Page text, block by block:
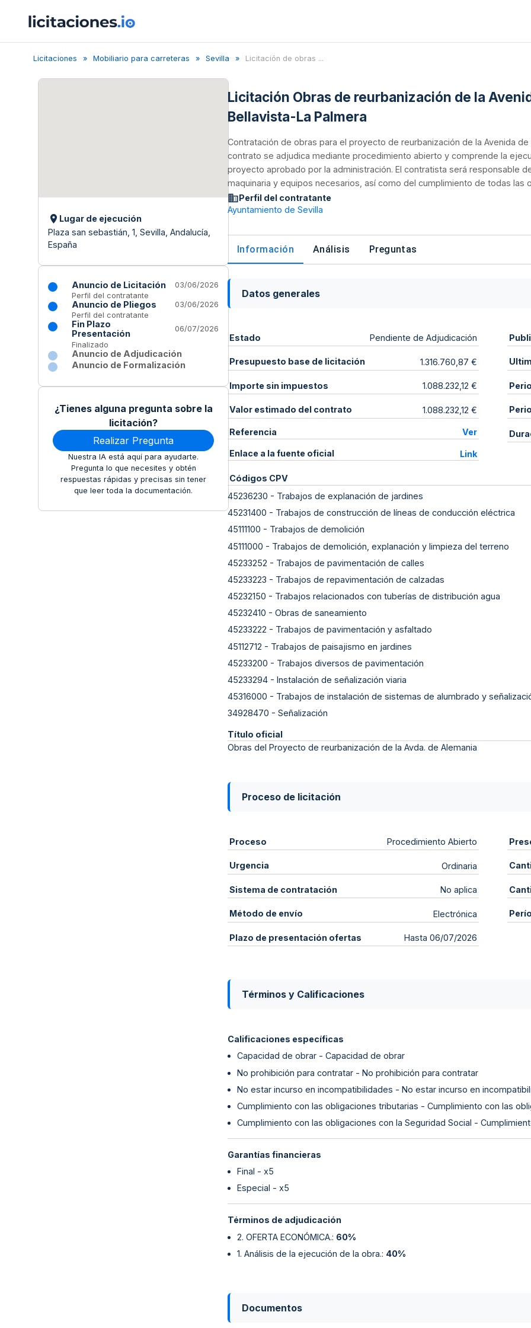
Licitaciones Mobiliario para carreteras Sevilla Licitación de obras ...
Lugar de ejecución
Plaza san sebastián, 1, Sevilla, Andalucía,
España
Anuncio de Licitación
03/06/2026
Perfil del contratante
Anuncio de Pliegos
03/06/2026
Perfil del contratante
Fin Plazo
Presentación
06/07/2026
Finalizado
Anuncio de Adjudicación
Anuncio de Formalización
¿Tienes alguna pregunta sobre la
licitación?
Realizar Pregunta
Nuestra IA está aquí para ayudarte.
Pregunta lo que necesites y obtén
respuestas rápidas y precisas sin tener
que leer toda la documentación.
Licitación Obras de reurbanización de la
Bellavista-La Palmera
Contratación de obras para el proyecto de reurbanización de la Avenida
contrato se adjudica mediante procedimiento abierto y comprende la
proyecto aprobado por la administración. El contratista será responsable
maquinaria y equipos necesarios, así como del cumplimiento de todas las
Perfil del contratante
Ayuntamiento de Sevilla
Información Análisis Preguntas
Datos generales
Estado Pendiente de Adjudicación
Presupuesto base de licitación 1.316.760,87 €
Importe sin impuestos 1.088.232,12 €
Valor estimado del contrato 1.088.232,12 €
Referencia Ver
Enlace a la fuente oficial Link
Códigos CPV
45236230 - Trabajos de explanación de jardines
45231400 - Trabajos de construcción de líneas de conducción eléctrica
45111100 - Trabajos de demolición
45111000 - Trabajos de demolición, explanación y limpieza del terreno
45233252 - Trabajos de pavimentación de calles
45233223 - Trabajos de repavimentación de calzadas
45232150 - Trabajos relacionados con tuberías de distribución agua
45232410 - Obras de saneamiento
45233222 - Trabajos de pavimentación y asfaltado
45112712 - Trabajos de paisajismo en jardines
45233200 - Trabajos diversos de pavimentación
45233294 - Instalación de señalización viaria
45316000 - Trabajos de instalación de sistemas de alumbrado y
34928470 - Señalización
Título oficial
Obras del Proyecto de reurbanización de la Avda. de Alemania
Proceso de licitación
Proceso Procedimiento Abierto
Urgencia Ordinaria
Sistema de contratación No aplica
Método de envío Electrónica
Plazo de presentación ofertas Hasta 06/07/2026
Términos y Calificaciones
Calificaciones específicas
Capacidad de obrar - Capacidad de obrar
No prohibición para contratar - No prohibición para contratar
No estar incurso en incompatibilidades - No estar incurso en
Cumplimiento con las obligaciones tributarias - Cumplimiento con las
Cumplimiento con las obligaciones con la Seguridad Social -
Garantías financieras
Final - x5
Especial - x5
Términos de adjudicación
2. OFERTA ECONÓMICA.: 60%
1. Análisis de la ejecución de la obra.: 40%
Documentos